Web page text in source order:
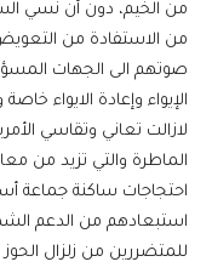
من الخيم، دون أن نسي
من الاستفادة من
صوتهم الى الجهات
الإيواء وإعادة الايواء
لازالت تعاني وتقاسي
الماطرة والتي تزيد من
استبعادهم من الدعم
للمتضررين من زلزال